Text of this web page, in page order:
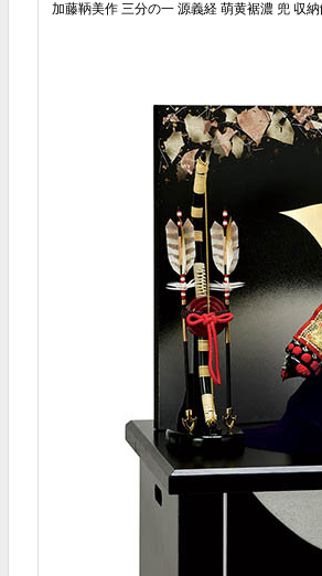
加藤鞆美作 三分の一 源義経 萌黄裾濃 兜 収